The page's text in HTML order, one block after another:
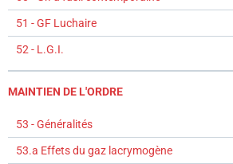
51 - GF Luchaire
52 - L.G.I.
MAINTIEN DE L'ORDRE
53 - Généralités
53.a Effets du gaz lacrymogène